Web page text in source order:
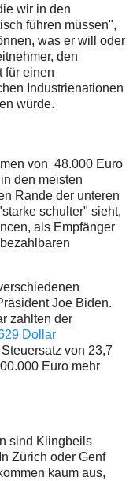
wir in den
führen müssen",
was er will oder
den
für einen
Industrienationen
würde.
von 48.000 Euro
den meisten
Rande der unteren
schulter" sieht,
als Empfänger
Joe Biden.
zahlten der
Dollar
von 23,7
Euro mehr
sind Klingbeils
Zürich oder Genf
kaum aus,